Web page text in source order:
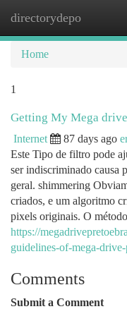
directorydepo
Home
1
Getting My Mega
Internet 87 days ago
Este Tipo de filtro pode
ser indiscriminado causa
geral. shimmering
criados, e um algoritmo
pixels originais. O
https://
guidelines-of-mega-
Comments
Submit a Comment